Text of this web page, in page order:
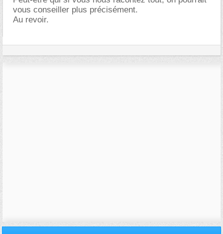
vous conseiller plus précisément.
Au revoir.